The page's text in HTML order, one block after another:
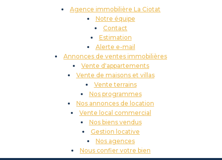
Agence immobilière La Ciotat
Notre équipe
Contact
Estimation
Alerte e-mail
Annonces de ventes immobilières
Vente d'appartements
Vente de maisons et villas
Vente terrains
Nos programmes
Nos annonces de location
Vente local commercial
Nos biens vendus
Gestion locative
Nos agences
Nous confier votre bien